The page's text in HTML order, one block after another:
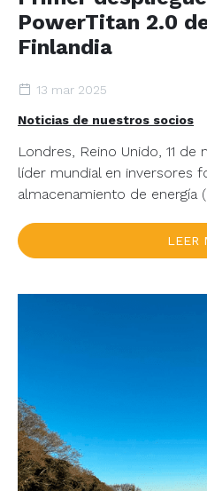
PowerTitan 2.0
Finlandia
13 mar 2025
Noticias de nuestros socios
Londres, Reino Unido, 11
líder mundial en inversores
almacenamiento de energía
LEER